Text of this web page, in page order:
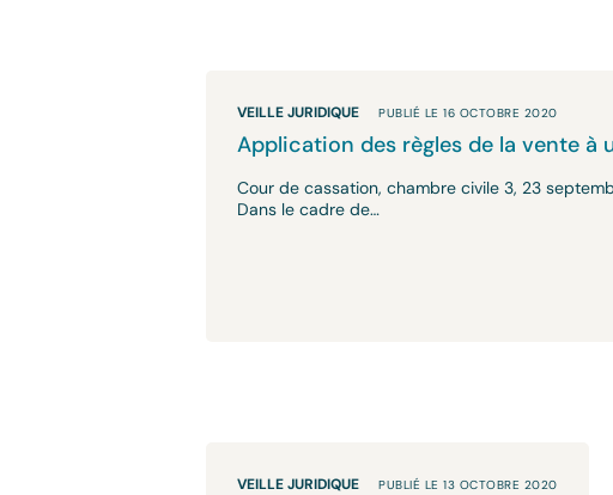
VEILLE JURIDIQUE PUBLIÉ LE 16 OCTOBRE 2020
Application des règles de la vente à
Cour de cassation, chambre civile 3, 23
Dans le cadre de…
VEILLE JURIDIQUE PUBLIÉ LE 13 OCTOBRE 2020